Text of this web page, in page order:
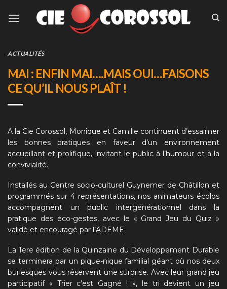
ACTUALITÉS
MAI : ENFIN MAI….MAIS OUI…FAISONS
CE QU’IL NOUS PLAÎT !
A la Cie Corossol, Monique et Camille continuent d’essaimer
les bonnes pratiques en faveur d’un environnement
accueillant et prolifique, invitant le public à l’humour et à la
convivialité.
Installés au Centre socio-culturel Guynemer de Châtillon et
programmés sur 4 représentations, nos animateurs écolos
accompagnent un public intergénérationnel dans la
pratique des éco-gestes, avec le « Grand Jeu du Quiz »
validé et encouragé par l’ADEME.
La 1ere édition de la Quinzaine du Développement Durable
se terminera par un pique-nique familial géant où nos deux
burlesques vous réservent une surprise. Avec leur grand jeu
participatif « Trier c’est Gagné ! », le tri devient un jeu